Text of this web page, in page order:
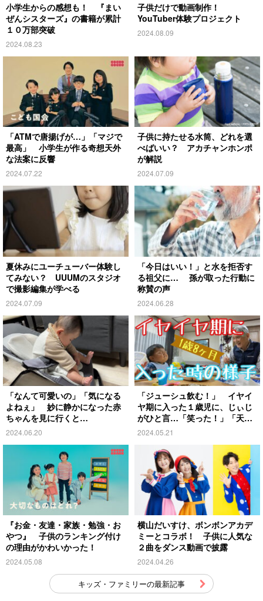
小学生からの感想も！ 『まい
ぜんシスターズ』の書籍が累計
１０万部突破
2024.08.23
子供だけで動画制作！
YouTuber体験プロジェクト
2024.08.09
「ATMで唐揚げが…」「マジで
最高」 小学生が作る奇想天外
な法案に反響
2024.07.22
子供に持たせる水筒、どれを選
べばいい？ アカチャンホンポ
が解説
2024.07.09
夏休みにユーチューバー体験し
てみない？ UUUMのスタジオ
で撮影編集が学べる
2024.07.09
「今日はいい！」と水を拒否す
る祖父に… 孫が取った行動に
称賛の声
2024.06.28
「なんて可愛いの」「気になる
よねぇ」 妙に静かになった赤
ちゃんを見に行くと…
2024.06.20
「ジューシュ飲む！」 イヤイ
ヤ期に入った１歳児に、じぃじ
がひと言…「笑った！」「天
才」
2024.05.21
『お金・友達・家族・勉強・お
やつ』 子供のランキング付け
の理由がかわいかった！
2024.05.08
横山だいすけ、ボンボンアカデ
ミーとコラボ！ 子供に人気な
２曲をダンス動画で披露
2024.04.26
キッズ・ファミリーの最新記事